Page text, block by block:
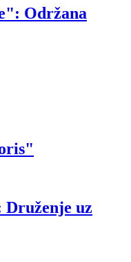
Održana
Druženje uz